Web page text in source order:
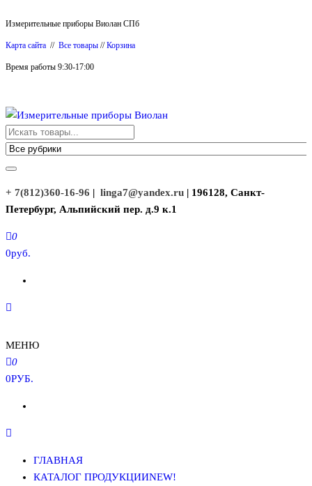
к
содержимому
Измерительные приборы Виолан СПб
Карта сайта // Все товары //Корзина
Время работы 9:30-17:00
Измерительные приборы Виолан
+ 7(812)360-16-96 | linga7@yandex.ru | 196128, Санкт-
Петербург, Альпийский пер. д.9 к.1
0
0руб.
МЕНЮ
0
0РУБ.
ГЛАВНАЯ
КАТАЛОГ ПРОДУКЦИИNEW!